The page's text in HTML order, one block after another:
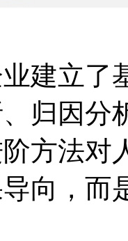
建立了
归因分
方法对
向，而